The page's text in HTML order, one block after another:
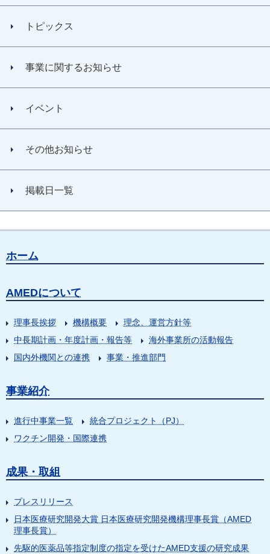
トピックス
事業に関するお知らせ
イベント
その他お知らせ
掲載日一覧
ホーム
AMEDについて
理事長挨拶 機構概要
理念、運営方針等
中長期計画・年度計画・報告等
海外事業所の活動報告
国内外機関との連携
事業・推進部門
事業紹介
進行中事業一覧
統合プロジェクト（PJ）
ワクチン開発・国際連携
成果・取組
プレスリリース
日本医療研究開発大賞 日本医療研究開発機構理事長賞（AMED
理事長賞）
先駆的医薬品等指定制度の指定を受けたAMED支援の研究成果